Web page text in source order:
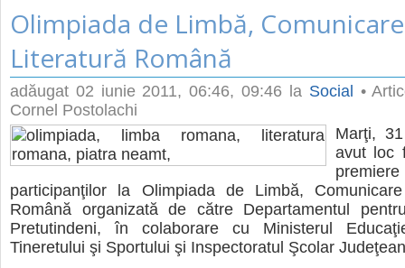
Olimpiada de Limbă,
Literatură Română
adăugat 02 iunie 2011, 06:46, 09:46 la Social •
Cornel Postolachi
Marţi,
avut loc
participanţilor la Olimpiada de Limbă,
Română organizată de către Departamentul
Pretutindeni, în colaborare cu Ministerul
Tineretului şi Sportului şi Inspectoratul Şcolar